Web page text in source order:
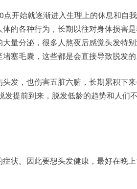
开始就逐渐进入生理上的休息和自
的各种行为，长期以往对身体损害
量分泌，很多人熬夜后感觉头发特别
塞毛囊，这些都是会直接导致脱发的
发，也伤害五脏六腑，长期累积下
提前到来，脱发低龄的趋势和人们
状。因此要想头发健康，最好在晚上